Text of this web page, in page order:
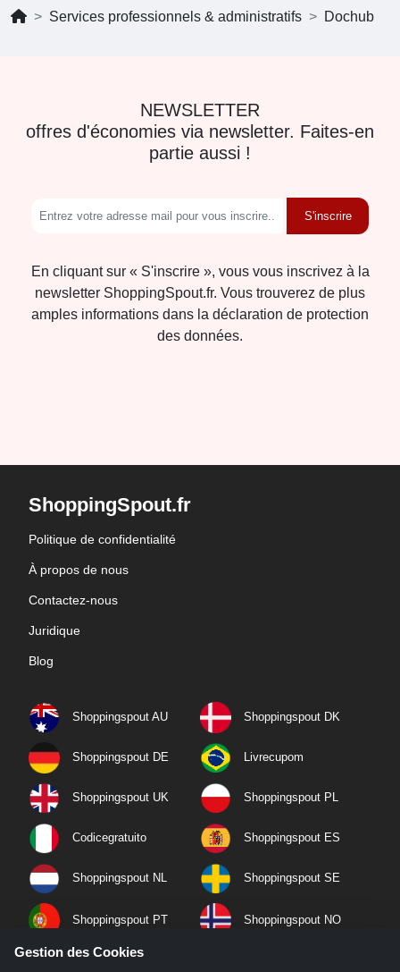
Services professionnels & administratifs Dochub
NEWSLETTER
offres d'économies via newsletter. Faites-en
partie aussi !
S'inscrire
En cliquant sur « S'inscrire », vous vous inscrivez à la
newsletter ShoppingSpout.fr. Vous trouverez de plus
amples informations dans la déclaration de protection
des données.
ShoppingSpout.fr
Politique de confidentialité
À propos de nous
Contactez-nous
Juridique
Blog
Shoppingspout AU Shoppingspout DK
Shoppingspout DE Livrecupom
Shoppingspout UK Shoppingspout PL
Codicegratuito Shoppingspout ES
Shoppingspout NL Shoppingspout SE
Shoppingspout PT Shoppingspout NO
Gestion des Cookies